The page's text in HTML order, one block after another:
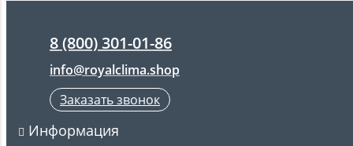
8 (800) 301-01-86
info@royalclima.shop
Заказать звонок
Информация